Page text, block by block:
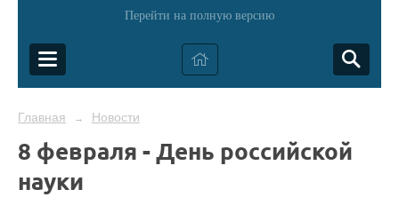
Перейти на полную версию
Главная → Новости
8 февраля - День российской
науки